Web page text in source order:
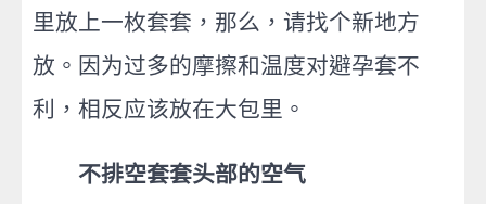
里放上一枚套套，那么，请找个新地方
放。因为过多的摩擦和温度对避孕套不
利，相反应该放在大包里。
不排空套套头部的空气